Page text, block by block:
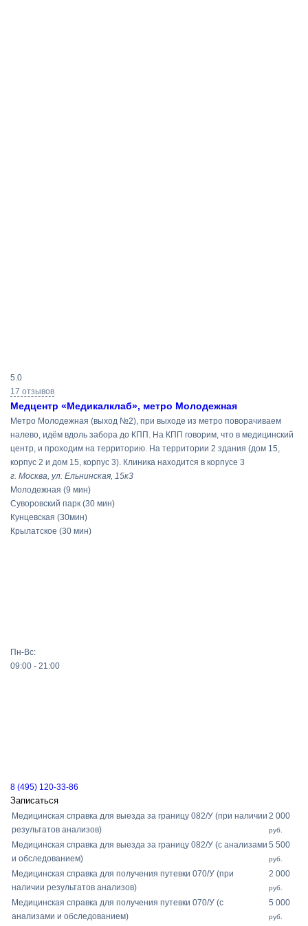
поиска
5.0
17 отзывов
Медцентр «Медикалклаб», метро Молодежная
Метро Молодежная (выход №2), при выходе из метро поворачиваем
налево, идём вдоль забора до КПП. На КПП говорим, что в медицинский
центр, и проходим на территорию. На территории 2 здания (дом 15,
корпус 2 и дом 15, корпус 3). Клиника находится в корпусе 3
г. Москва, ул. Ельнинская, 15к3
Молодежная (9 мин)
Суворовский парк (30 мин)
Кунцевская (30мин)
Крылатское (30 мин)
Пн-Вс:
09:00 - 21:00
8 (495) 120-33-86
Записаться
Медицинская справка для выезда за границу 082/У (при наличии
результатов анализов)
2 000
руб.
Медицинская справка для выезда за границу 082/У (с анализами
и обследованием)
5 500
руб.
Медицинская справка для получения путевки 070/У (при
наличии результатов анализов)
2 000
руб.
Медицинская справка для получения путевки 070/У (с
анализами и обследованием)
5 000
руб.